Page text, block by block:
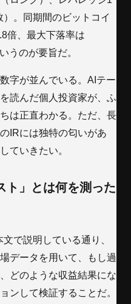
。同期間のビットコイ
倍、最大下落率は
のが要旨だ。
字が並んでいる。AIテー
読んだ個人投資家が、ふ
は正直わかる。ただ、長
IRには独特の匂いがあ
ていきたい。
ト」とは何を測った
で説明している通り、
データを用いて、もし過
どのような収益結果にな
ンして検証することだ。